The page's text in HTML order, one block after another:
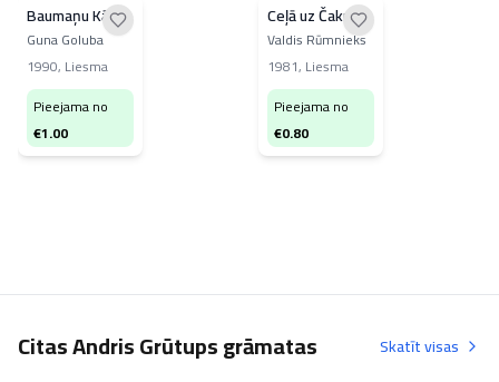
Baumaņu Kārlis
Guna Goluba
1990, Liesma
Pieejama no
€1.00
Ceļā uz Čaku
Valdis Rūmnieks
1981, Liesma
Pieejama no
€0.80
Citas Andris Grūtups grāmatas Skatīt visas